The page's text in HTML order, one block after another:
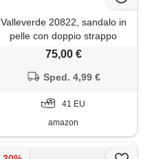
Valleverde 20822, sandalo in
pelle con doppio strappo
regolabile da uomo (nero,
75,00 €
Sped. 4,99 €
41 EU
amazon